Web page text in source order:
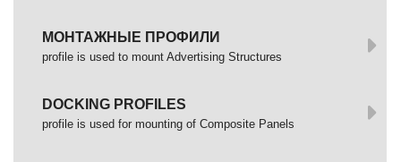
МОНТАЖНЫЕ ПРОФИЛИ
profile is used to mount Advertising Structures
DOCKING PROFILES
profile is used for mounting of Composite Panels